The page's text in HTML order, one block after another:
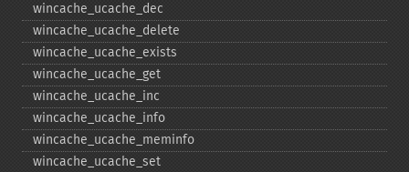
wincache_​ucache_​dec
wincache_​ucache_​delete
wincache_​ucache_​exists
wincache_​ucache_​get
wincache_​ucache_​inc
wincache_​ucache_​info
wincache_​ucache_​meminfo
wincache_​ucache_​set